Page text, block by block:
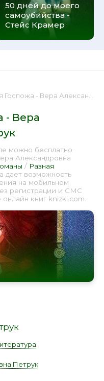
50 дней до моего
самоубийства -
Стейс Крамер
- Вера Александровна Петрук 📕 - Книга онлайн бесплатно
- Вера
можно бесплатно
Александровна
/ Разная
дает возможность
на мобильном
регистрации и СМС
книг knizki.com.
Петрук